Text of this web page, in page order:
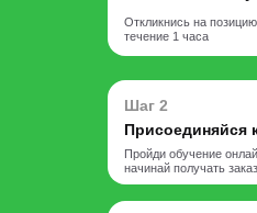
Откликнись на
течение 1 часа
Шаг 2
Присоединяйся
Пройди обучение
начинай получать